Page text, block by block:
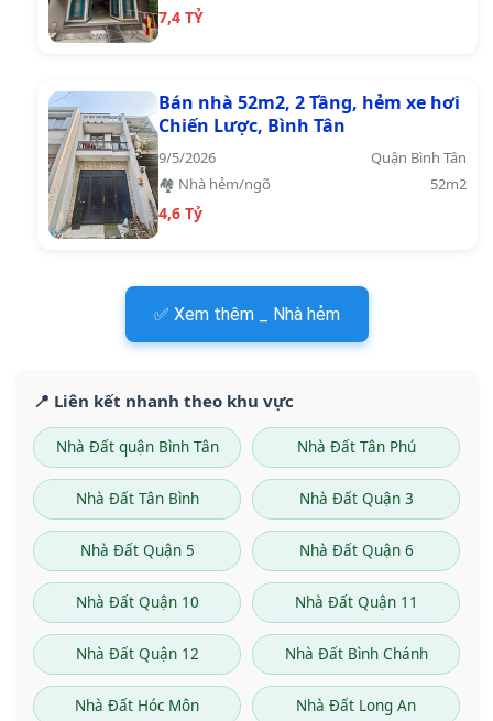
7,4 TỶ
Bán nhà 52m2, 2 Tầng, hẻm xe hơi
Chiến Lược, Bình Tân
9/5/2026
Quận Bình Tân
🏘️ Nhà hẻm/ngõ
52m2
4,6 Tỷ
✅ Xem thêm _ Nhà hẻm
📍 Liên kết nhanh theo khu vực
Nhà Đất quận Bình Tân Nhà Đất Tân Phú
Nhà Đất Tân Bình Nhà Đất Quận 3
Nhà Đất Quận 5 Nhà Đất Quận 6
Nhà Đất Quận 10 Nhà Đất Quận 11
Nhà Đất Quận 12 Nhà Đất Bình Chánh
Nhà Đất Hóc Môn Nhà Đất Long An